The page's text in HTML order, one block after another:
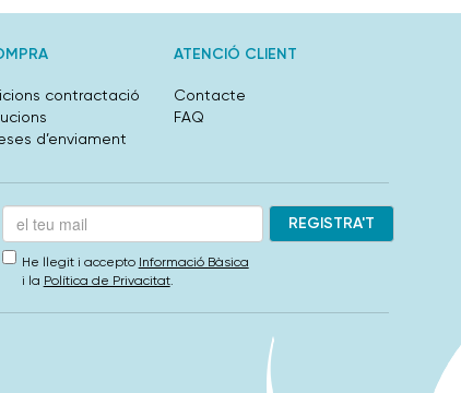
contractació
d’enviament
ATENCIÓ CLIENT
Contacte
FAQ
He llegit i accepto Informació Bàsica
i la Política de Privacitat.